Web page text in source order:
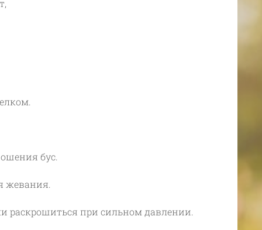
бус.
жевания.
раскрошиться при сильном давлении.